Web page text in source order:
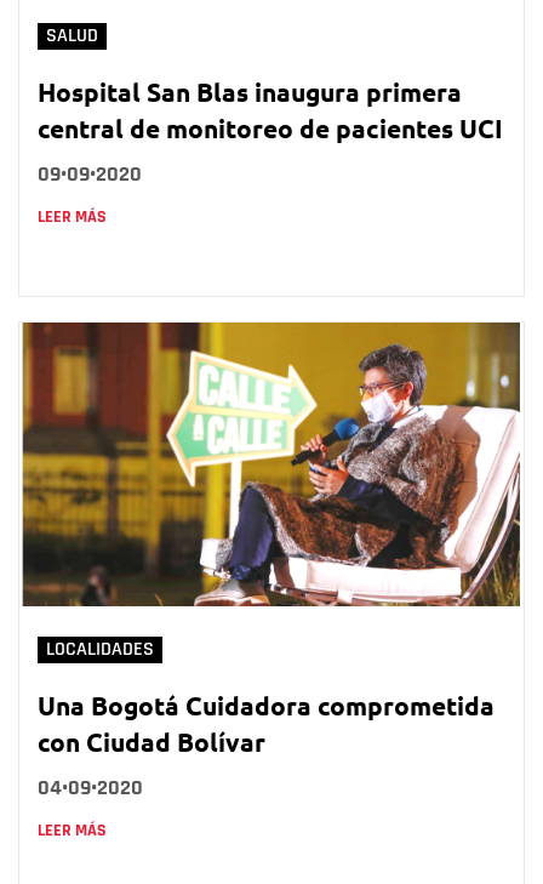
SALUD
Hospital San Blas inaugura primera
central de monitoreo de pacientes UCI
09•09•2020
LEER MÁS
LOCALIDADES
Una Bogotá Cuidadora comprometida
con Ciudad Bolívar
04•09•2020
LEER MÁS